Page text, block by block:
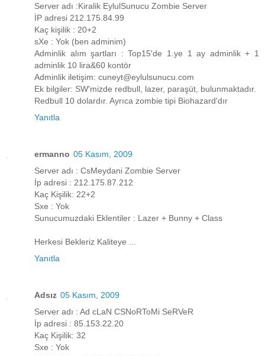
Server adı :Kiralik EylulSunucu Zombie Server
İP adresi 212.175.84.99
Kaç kişilik : 20+2
sXe : Yok (ben adminim)
Adminlik alım şartları : Top15'de 1.ye 1 ay adminlik + 1
adminlik 10 lira&60 kontör
Adminlik iletişim: cuneyt@eylulsunucu.com
Ek bilgiler: SW'mizde redbull, lazer, paraşüt, bulunmaktadır.
Redbull 10 dolardır. Ayrıca zombie tipi Biohazard'dır
Yanıtla
ermanno 05 Kasım, 2009
Server adı : CsMeydani Zombie Server
İp adresi : 212.175.87.212
Kaç Kişilik: 22+2
Sxe : Yok
Sunucumuzdaki Eklentiler : Lazer + Bunny + Class
Herkesi Bekleriz Kaliteye ...
Yanıtla
Adsız 05 Kasım, 2009
Server adı : Ad cLaN CSNoRToMi SeRVeR
İp adresi : 85.153.22.20
Kaç Kişilik: 32
Sxe : Yok